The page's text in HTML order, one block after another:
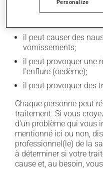
volant;
il peut causer des
vomissements;
il peut provoquer une
l'enflure (oedème);
il peut provoquer des
Chaque personne peut
traitement. Si vous
d'un problème qui vous
mentionné ici ou non,
professionnel(le) de la
à déterminer si votre
cause et, au besoin,
Personalize